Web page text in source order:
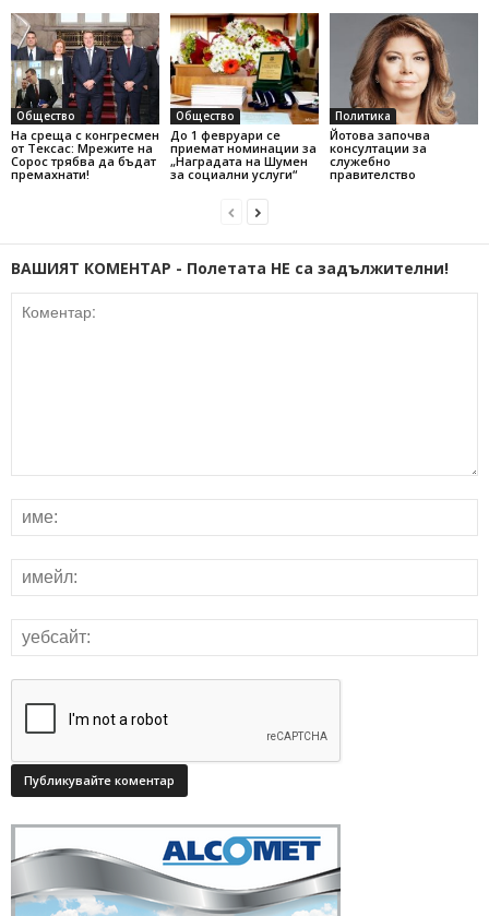
Общество
На среща с конгресмен
от Тексас: Мрежите на
Сорос трябва да бъдат
премахнати!
Общество
До 1 февруари се
приемат номинации за
„Наградата на Шумен
за социални услуги“
Политика
Йотова започва
консултации за
служебно
правителство
ВАШИЯТ КОМЕНТАР - Полетата НЕ са задължителни!